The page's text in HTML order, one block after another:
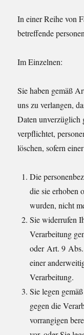
In einer Reihe von
betreffende
Im Einzelnen:
Sie haben gemäß
uns zu verlangen,
Daten unverzüglich
verpflichtet,
löschen, sofern
Die
die sie erhoben
wurden, nicht
Sie widerrufen
Verarbeitung
oder Art. 9
einer
Verarbeitung.
Sie legen
gegen die
vorrangigen